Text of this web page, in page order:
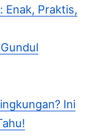
Enak, Praktis,
Ini